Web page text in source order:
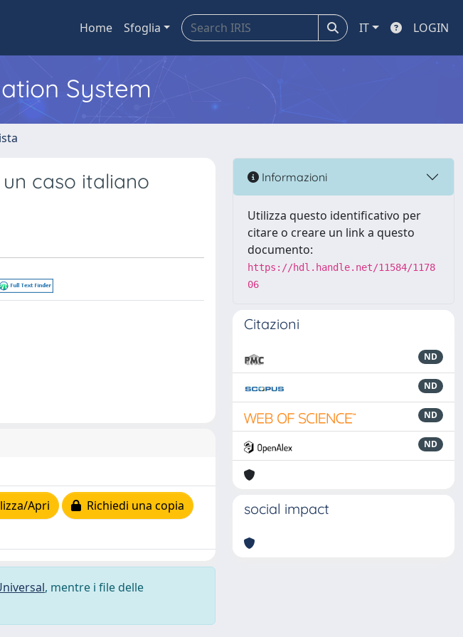
Home Sfoglia IT LOGIN
System
caso italiano
Apri Richiedi una copia
, mentre i file delle
Informazioni
Utilizza questo identificativo per
citare o creare un link a questo
documento:
https://hdl.handle.net/11584/1178
06
Citazioni
ND
ND
ND
ND
social impact